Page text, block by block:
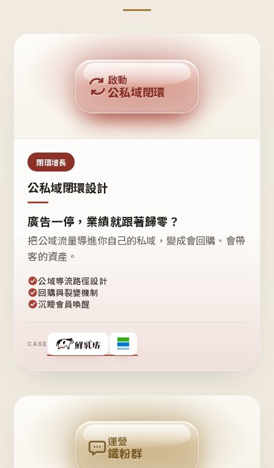
公域流量
私域鐵粉
回購複利
啟動
公私域閉環
閉環增長
公私域閉環設計
廣告一停，業績就跟著歸零？
把公域流量導進你自己的私域，變成會回購、會帶
客的資產。
公域導流路徑設計
回購與裂變機制
沉睡會員喚醒
CASE
❤
粉
回
購
運營
鐵粉群